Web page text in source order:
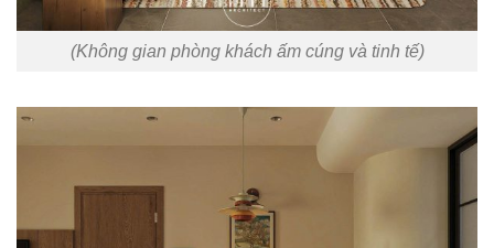
(Không gian phòng khách ấm cúng và tinh tế)